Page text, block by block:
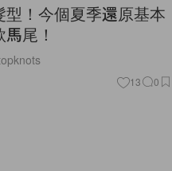
！今個夏季還原基本
尾！
13 0